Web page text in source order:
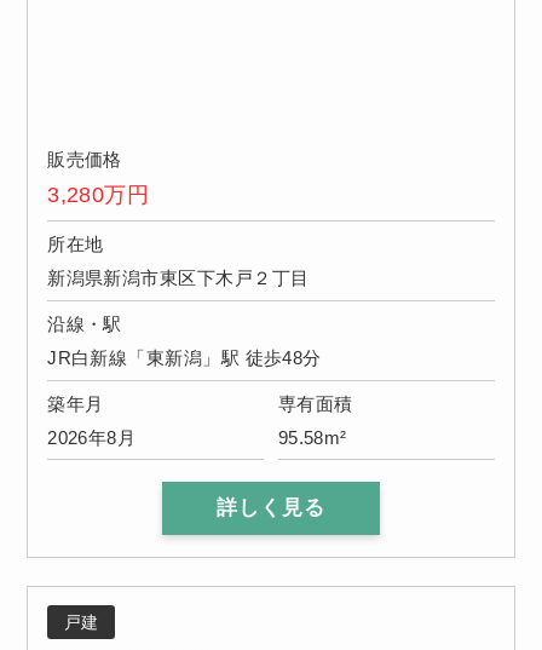
販売価格
3,280万円
所在地
新潟県新潟市東区下木戸２丁目
沿線・駅
JR白新線「東新潟」駅 徒歩48分
築年月
2026年8月
専有面積
95.58m²
詳しく見る
戸建